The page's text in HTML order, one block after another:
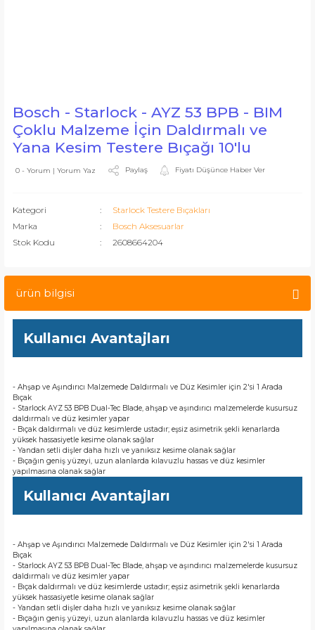
Bosch - Starlock - AYZ 53 BPB - BIM
Çoklu Malzeme İçin Daldırmalı ve
Yana Kesim Testere Bıçağı 10'lu
0 - Yorum | Yorum Yaz Paylaş Fiyatı Düşünce Haber Ver
Kategori
Starlock Testere Bıçakları
Marka
Bosch Aksesuarlar
Stok Kodu
2608664204
ürün bilgisi
Kullanıcı Avantajları
- Ahşap ve Aşındırıcı Malzemede Daldırmalı ve Düz Kesimler için 2'si 1 Arada
Bıçak
- Starlock AYZ 53 BPB Dual-Tec Blade, ahşap ve aşındırıcı malzemelerde kusursuz
daldırmalı ve düz kesimler yapar
- Bıçak daldırmalı ve düz kesimlerde ustadır; eşsiz asimetrik şekli kenarlarda
yüksek hassasiyetle kesime olanak sağlar
- Yandan setli dişler daha hızlı ve yanıksız kesime olanak sağlar
- Bıçağın geniş yüzeyi, uzun alanlarda kılavuzlu hassas ve düz kesimler
yapılmasına olanak sağlar
Kullanıcı Avantajları
- Ahşap ve Aşındırıcı Malzemede Daldırmalı ve Düz Kesimler için 2'si 1 Arada
Bıçak
- Starlock AYZ 53 BPB Dual-Tec Blade, ahşap ve aşındırıcı malzemelerde kusursuz
daldırmalı ve düz kesimler yapar
- Bıçak daldırmalı ve düz kesimlerde ustadır; eşsiz asimetrik şekli kenarlarda
yüksek hassasiyetle kesime olanak sağlar
- Yandan setli dişler daha hızlı ve yanıksız kesime olanak sağlar
- Bıçağın geniş yüzeyi, uzun alanlarda kılavuzlu hassas ve düz kesimler